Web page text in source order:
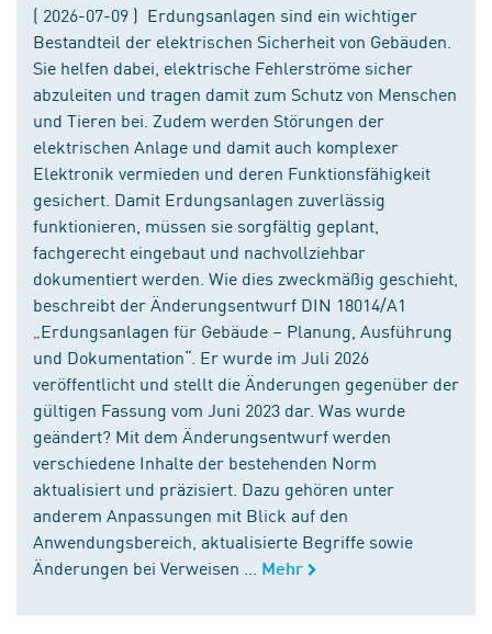
( 2026-07-09 ) Erdungsanlagen sind ein wichtiger
Bestandteil der elektrischen Sicherheit von Gebäuden.
Sie helfen dabei, elektrische Fehlerströme sicher
abzuleiten und tragen damit zum Schutz von Menschen
und Tieren bei. Zudem werden Störungen der
elektrischen Anlage und damit auch komplexer
Elektronik vermieden und deren Funktionsfähigkeit
gesichert. Damit Erdungsanlagen zuverlässig
funktionieren, müssen sie sorgfältig geplant,
fachgerecht eingebaut und nachvollziehbar
dokumentiert werden. Wie dies zweckmäßig geschieht,
beschreibt der Änderungsentwurf DIN 18014/A1
„Erdungsanlagen für Gebäude – Planung, Ausführung
und Dokumentation“. Er wurde im Juli 2026
veröffentlicht und stellt die Änderungen gegenüber der
gültigen Fassung vom Juni 2023 dar. Was wurde
geändert? Mit dem Änderungsentwurf werden
verschiedene Inhalte der bestehenden Norm
aktualisiert und präzisiert. Dazu gehören unter
anderem Anpassungen mit Blick auf den
Anwendungsbereich, aktualisierte Begriffe sowie
Änderungen bei Verweisen ...
Mehr